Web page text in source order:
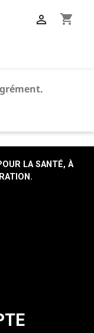
shopping_cart

LA SANTÉ, À